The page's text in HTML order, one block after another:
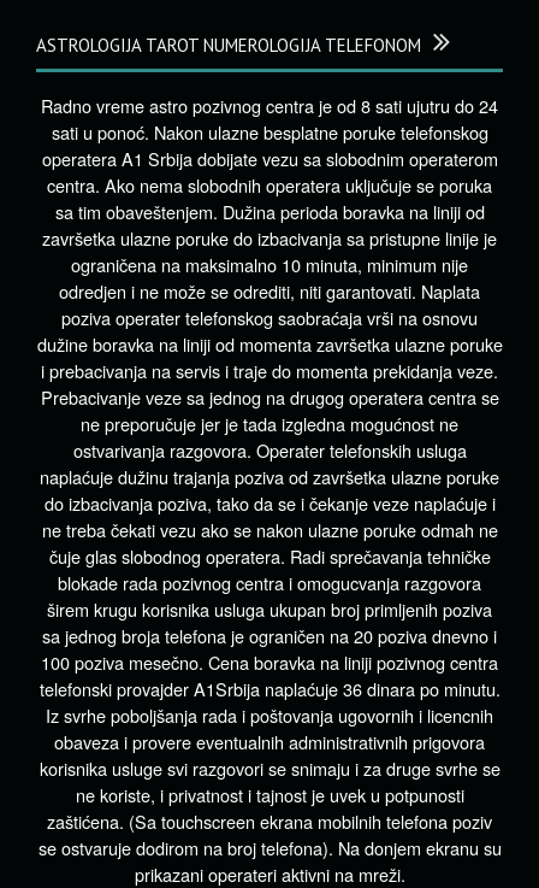
ASTROLOGIJA TAROT NUMEROLOGIJA TELEFONOM
Radno vreme astro pozivnog centra je od 8 sati ujutru do 24
sati u ponoć. Nakon ulazne besplatne poruke telefonskog
operatera A1 Srbija dobijate vezu sa slobodnim operaterom
centra. Ako nema slobodnih operatera uključuje se poruka
sa tim obaveštenjem. Dužina perioda boravka na liniji od
završetka ulazne poruke do izbacivanja sa pristupne linije je
ograničena na maksimalno 10 minuta, minimum nije
odredjen i ne može se odrediti, niti garantovati. Naplata
poziva operater telefonskog saobraćaja vrši na osnovu
dužine boravka na liniji od momenta završetka ulazne poruke
i prebacivanja na servis i traje do momenta prekidanja veze.
Prebacivanje veze sa jednog na drugog operatera centra se
ne preporučuje jer je tada izgledna mogućnost ne
ostvarivanja razgovora. Operater telefonskih usluga
naplaćuje dužinu trajanja poziva od završetka ulazne poruke
do izbacivanja poziva, tako da se i čekanje veze naplaćuje i
ne treba čekati vezu ako se nakon ulazne poruke odmah ne
čuje glas slobodnog operatera. Radi sprečavanja tehničke
blokade rada pozivnog centra i omogucvanja razgovora
širem krugu korisnika usluga ukupan broj primljenih poziva
sa jednog broja telefona je ograničen na 20 poziva dnevno i
100 poziva mesečno. Cena boravka na liniji pozivnog centra
telefonski provajder A1Srbija naplaćuje 36 dinara po minutu.
Iz svrhe poboljšanja rada i poštovanja ugovornih i licencnih
obaveza i provere eventualnih administrativnih prigovora
korisnika usluge svi razgovori se snimaju i za druge svrhe se
ne koriste, i privatnost i tajnost je uvek u potpunosti
zaštićena. (Sa touchscreen ekrana mobilnih telefona poziv
se ostvaruje dodirom na broj telefona). Na donjem ekranu su
prikazani operateri aktivni na mreži.